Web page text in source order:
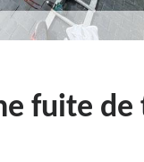
fuite de